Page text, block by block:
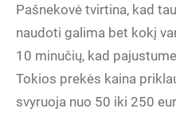
Pašnekovė tvirtina, kad
naudoti galima bet kokį
10 minučių, kad
Tokios prekės kaina
svyruoja nuo 50 iki 250